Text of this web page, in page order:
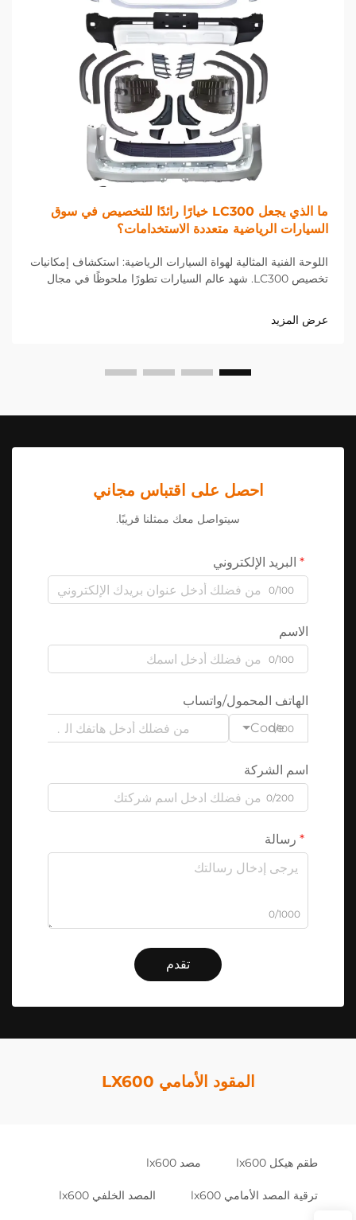
ما الذي يجعل LC300 خيارًا رائدًا للتخصيص في سوق
السيارات الرياضية متعددة الاستخدامات؟
اللوحة الفنية المثالية لهواة السيارات الرياضية: استكشاف إمكانيات
تخصيص LC300. شهد عالم السيارات تطورًا ملحوظًا في مجال
هذه الثورة. تُعد هذه السيارة الرائدة منصة مثالية للابتكار والتعديلات
حسب الطلب.
عرض المزيد
احصل على اقتباس مجاني
سيتواصل معك ممثلنا قريبًا.
البريد الإلكتروني
0/100
الاسم
0/100
الهاتف المحمول/واتساب
Code
0/100
اسم الشركة
0/200
رسالة
0/1000
تقدم
المقود الأمامي LX600
طقم هيكل lx600 مصد lx600
ترقية المصد الأمامي lx600 المصد الخلفي lx600